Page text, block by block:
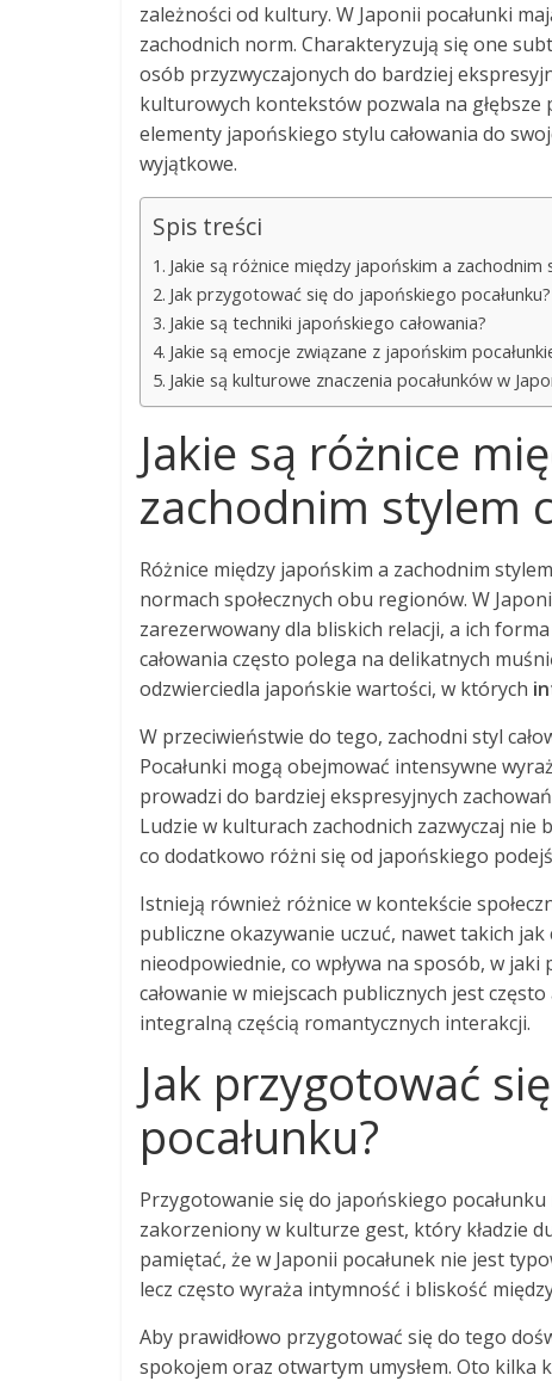
zależności od kultury. W Japonii pocałunki
zachodnich norm. Charakteryzują się one
osób przyzwyczajonych do bardziej
kulturowych kontekstów pozwala na głębsze
elementy japońskiego stylu całowania do
wyjątkowe.
Spis treści
Jakie są różnice między japońskim a zachodnim
Jak przygotować się do japońskiego pocałunku?
Jakie są techniki japońskiego całowania?
Jakie są emocje związane z japońskim
Jakie są kulturowe znaczenia pocałunków w
Jakie są różnice
zachodnim stylem
Różnice między japońskim a zachodnim
normach społecznych obu regionów. W
zarezerwowany dla bliskich relacji, a ich
całowania często polega na delikatnych
odzwierciedla japońskie wartości, w których
W przeciwieństwie do tego, zachodni styl
Pocałunki mogą obejmować intensywne
prowadzi do bardziej ekspresyjnych
Ludzie w kulturach zachodnich zazwyczaj nie
co dodatkowo różni się od japońskiego
Istnieją również różnice w kontekście
publiczne okazywanie uczuć, nawet takich
nieodpowiednie, co wpływa na sposób, w
całowanie w miejscach publicznych jest
integralną częścią romantycznych interakcji.
Jak przygotować
pocałunku?
Przygotowanie się do japońskiego
zakorzeniony w kulturze gest, który kładzie
pamiętać, że w Japonii pocałunek nie jest
lecz często wyraża intymność i bliskość
Aby prawidłowo przygotować się do tego
spokojem oraz otwartym umysłem. Oto kilka